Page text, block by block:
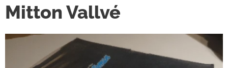
Mitton Vallvé